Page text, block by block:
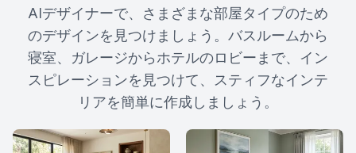
AIデザイナーで、さまざまな部屋タイプのため
のデザインを見つけましょう。バスルームから
寝室、ガレージからホテルのロビーまで、イン
スピレーションを見つけて、スティフなインテ
リアを簡単に作成しましょう。